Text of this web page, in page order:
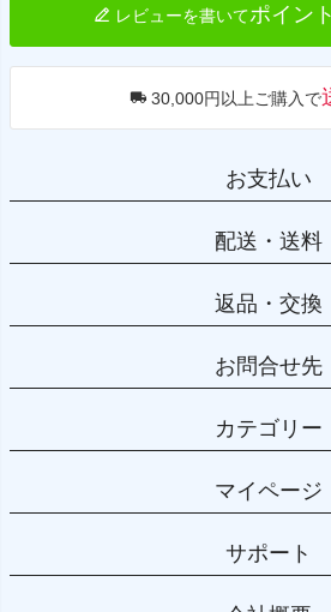
レビューを書いてポイン
30,000円以上ご購入で
お支払い
配送・送料
返品・交換
お問合せ先
カテゴリー
マイページ
サポート